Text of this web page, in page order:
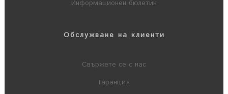
Информационен бюлетин
Обслужване на клиенти
Свържете се с нас
Гаранция